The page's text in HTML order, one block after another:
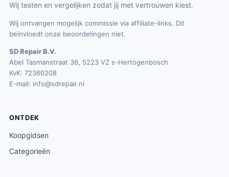
Wij testen en vergelijken zodat jij met vertrouwen kiest.
Wij ontvangen mogelijk commissie via affiliate-links. Dit
beïnvloedt onze beoordelingen niet.
SD Repair B.V.
Abel Tasmanstraat 36, 5223 VZ s-Hertogenbosch
KvK: 72360208
E-mail: info@sdrepair.nl
ONTDEK
Koopgidsen
Categorieën